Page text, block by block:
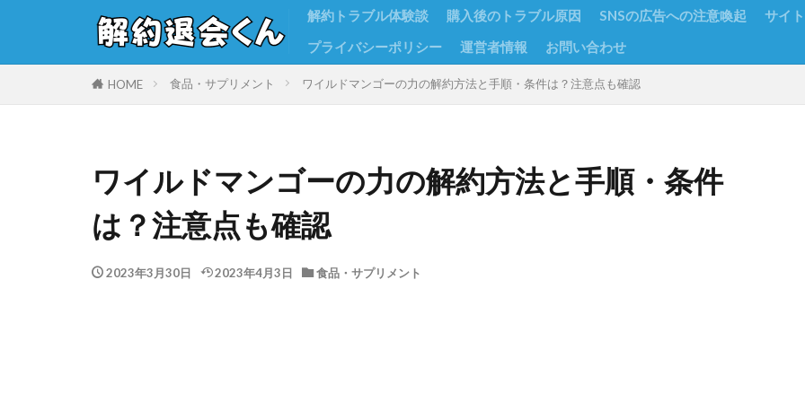
解約トラブル体験談 購入後のトラブル原因 SNSの広告への注意喚起
サイ
プライバシーポリシー
運営者情報 お問い合わせ
HOME 食品・サプリメント ワイルドマンゴーの力の解約方法と手順・条件は？注意点も確認
ワイルドマンゴーの力の解約方法と手順・条件
は？注意点も確認
2023年3月30日 2023年4月3日 食品・サプリメント